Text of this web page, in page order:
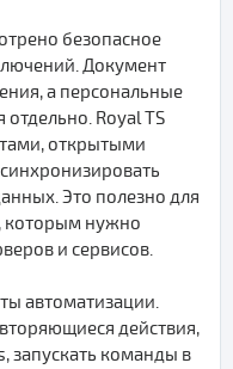
безопасное
Документ
а персональные
Royal TS
открытыми
Это полезно для
которым нужно
и сервисов.
автоматизации.
действия,
запускать команды в